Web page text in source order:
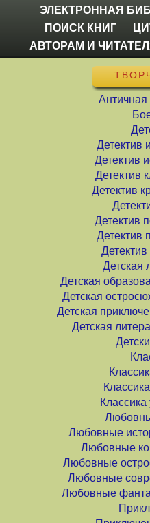
ЭЛЕКТРОННАЯ
ПОИСК КНИГ
АВТОРАМ И
Античная
Детектив
Детектив
Детектив
Детектив
Детектив
Детектив
Детская
Детская
Детская
Детская
Детская
Классика
Любовные
Любовные
Любовные
Любовные
Любовные